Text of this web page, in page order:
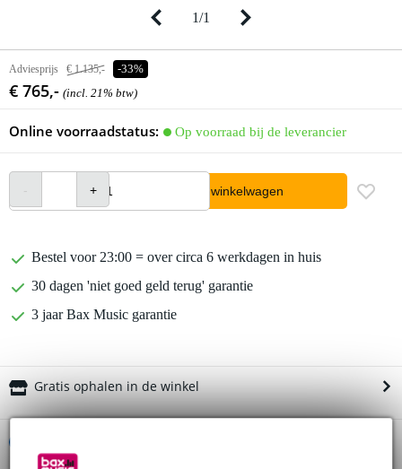
1/1
Adviesprijs € 1.135,- -33%
€ 765,- (incl. 21% btw)
Online voorraadstatus: Op voorraad bij de leverancier
In winkelwagen
Bestel voor 23:00 = over circa 6 werkdagen in huis
30 dagen 'niet goed geld terug' garantie
3 jaar Bax Music garantie
Gratis ophalen in de winkel